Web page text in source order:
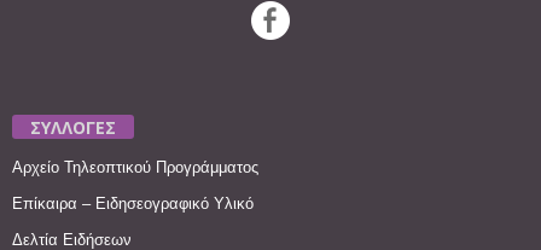
ΣΥΛΛΟΓΕΣ
Αρχείο Τηλεοπτικού Προγράμματος
Επίκαιρα – Ειδησεογραφικό Υλικό
Δελτία Ειδήσεων